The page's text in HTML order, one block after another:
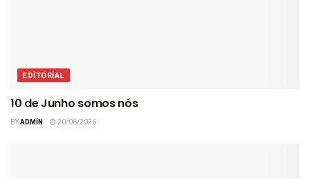
EDITORIAL
10 de Junho somos nós
BYADMIN 20/06/2026